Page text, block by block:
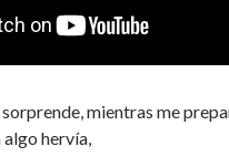
mientras me
hervía,